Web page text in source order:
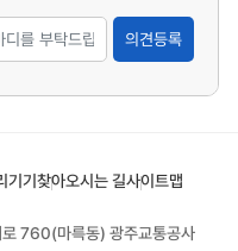
의견등록
기기 찾아오시는 길사이트맵
760(마륵동) 광주교통공사